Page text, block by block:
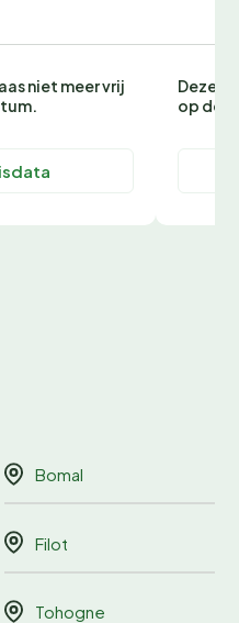
niet meer vrij
Deze
op de
Bomal
Filot
Tohogne